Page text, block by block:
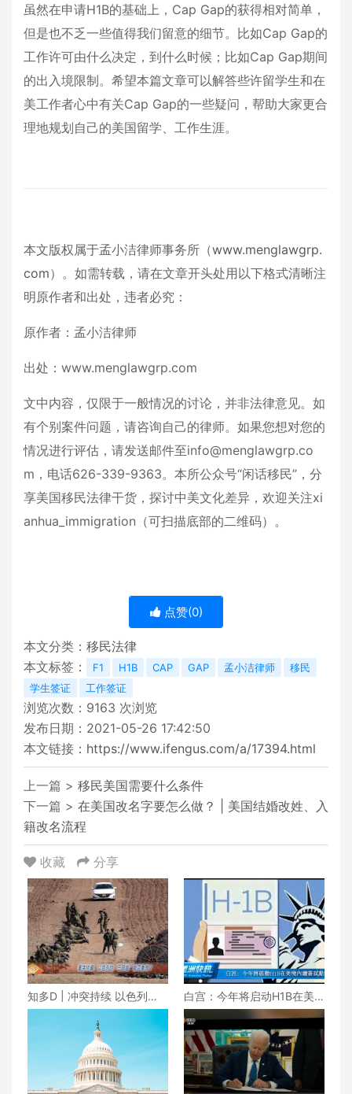
虽然在申请H1B的基础上，Cap Gap的获得相对简单，
但是也不乏一些值得我们留意的细节。比如Cap Gap的
工作许可由什么决定，到什么时候；比如Cap Gap期间
的出入境限制。希望本篇文章可以解答些许留学生和在
美工作者心中有关Cap Gap的一些疑问，帮助大家更合
理地规划自己的美国留学、工作生涯。
本文版权属于孟小洁律师事务所（www.menglawgrp.
com）。如需转载，请在文章开头处用以下格式清晰注
明原作者和出处，违者必究：
原作者：孟小洁律师
出处：www.menglawgrp.com
文中内容，仅限于一般情况的讨论，并非法律意见。如
有个别案件问题，请咨询自己的律师。如果您想对您的
情况进行评估，请发送邮件至info@menglawgrp.co
m，电话626-339-9363。本所公众号“闲话移民”，分
享美国移民法律干货，探讨中美文化差异，欢迎关注xi
anhua_immigration（可扫描底部的二维码）。
点赞(0)
本文分类： 移民法律
本文标签：
F1 H1B CAP GAP 孟小洁律师
移民
学生签证
工作签证
浏览次数： 9163 次浏览
发布日期：2021-05-26 17:42:50
本文链接： https://www.ifengus.com/a/17394.html
上一篇 > 移民美国需要什么条件
下一篇 > 在美国改名字要怎么做？ | 美国结婚改姓、入
籍改名流程
收藏 分享
知多D | 冲突持续 以色列
的“三部曲”能否奏效？美国众
议院议长人选再度悬空
白宫：今年将启动H1B在美
境内续签试点计划